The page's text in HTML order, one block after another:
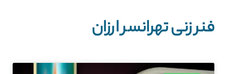
فنر زنی تهرانسر ارزان